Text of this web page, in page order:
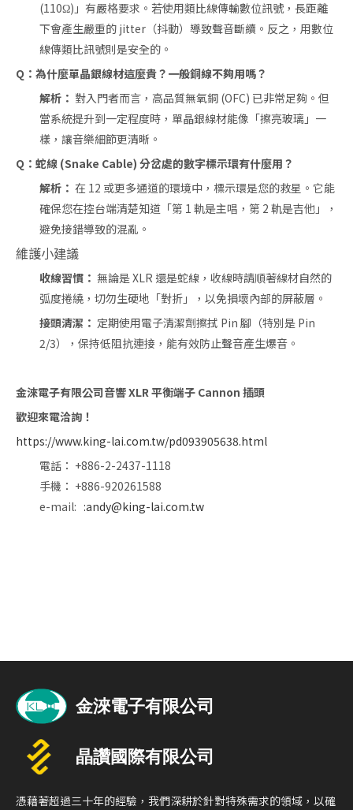
(110Ω)」有嚴格要求。若使用類比線傳輸數位訊號，長距離
下會產生嚴重的 jitter（抖動）導致聲音斷續。反之，用數位
線傳類比訊號則是安全的。
Q：為什麼單晶銀線材這麼貴？一般銅線不夠用嗎？
解析： 對入門者而言，高品質無氧銅 (OFC) 已非常足夠。但
當系統提升到一定程度時，單晶銀線材能像「擦亮玻璃」一
樣，讓音樂細節更清晰。
Q：蛇線 (Snake Cable) 分岔處的數字標示環有什麼用？
解析： 在 12 或更多通道的環境中，標示環是您的救星。它能
確保您在控台端清楚知道「第 1 軌是主唱，第 2 軌是吉他」，
避免接錯導致的混亂。
維護小建議
收線習慣： 無論是 XLR 還是蛇線，收線時請順著線材自然的
弧度捲繞，切勿生硬地「對折」，以免損壞內部的屏蔽層。
接頭清潔： 定期使用電子清潔劑擦拭 Pin 腳（特別是 Pin
2/3），保持低阻抗連接，能有效防止聲音產生爆音。
金淶電子有限公司音響 XLR 平衡端子 Cannon 插頭
歡迎來電洽詢！
https://www.king-lai.com.tw/pd093905638.html
電話： +886-2-2437-1118
手機： +886-920261588
e-mail: :andy@king-lai.com.tw
憑藉著超過三十年的經驗，我們深耕於針對特殊需求的領域，以確